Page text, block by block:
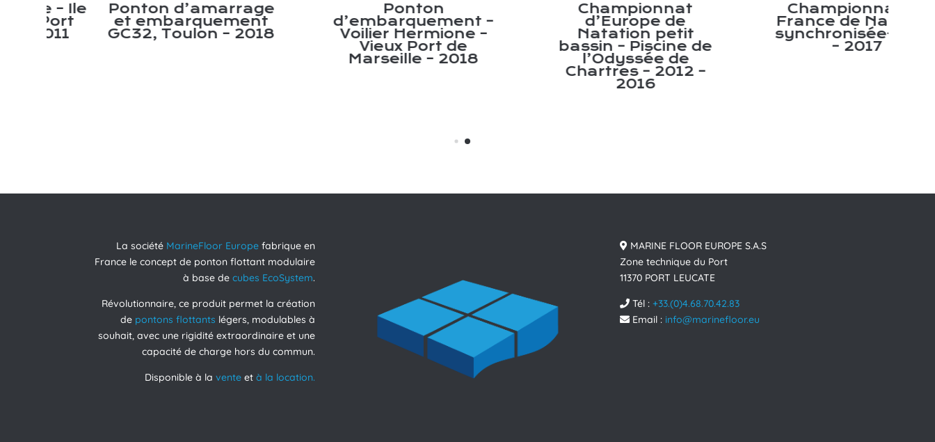
Ponton d’amarrage
et embarquement
GC32, Toulon – 2018
Ponton
d’embarquement –
Voilier Hermione –
Vieux Port de
Marseille – 2018
Championnat
d’Europe de
Natation petit
bassin – Piscine de
l’Odyssée de
Chartres – 2012 –
Championnat de
France de Natation
synchronisée- Lyon
– 2017
La société MarineFloor Europe fabrique en
France le concept de ponton flottant modulaire
à base decubes EcoSystem.
Révolutionnaire, ce produit permet la création
de pontons flottants légers, modulables à
souhait, avec une rigidité extraordinaire et une
capacité de charge hors du commun.
Disponible à lavente età la location.
MARINE FLOOR EUROPE S.A.S
Zone technique du Port
11370 PORT LEUCATE
Tél : +33.(0)4.68.70.42.83
Email : info@marinefloor.eu